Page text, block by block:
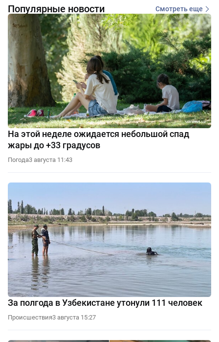
Популярные новости Смотреть еще
На этой неделе ожидается небольшой спад
жары до +33 градусов
Погода3 августа 11:43
За полгода в Узбекистане утонули 111 человек
Происшествия3 августа 15:27